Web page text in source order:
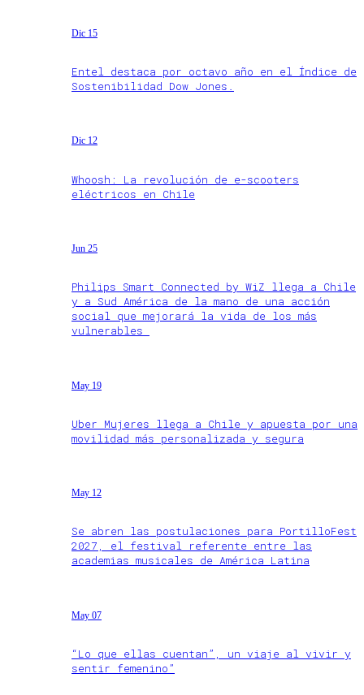
Dic 15
Entel destaca por octavo año en el Índice de
Sostenibilidad Dow Jones.
Dic 12
Whoosh: La revolución de e-scooters
eléctricos en Chile
Jun 25
Philips Smart Connected by WiZ llega a Chile
y a Sud América de la mano de una acción
social que mejorará la vida de los más
vulnerables
May 19
Uber Mujeres llega a Chile y apuesta por una
movilidad más personalizada y segura
May 12
Se abren las postulaciones para PortilloFest
2027, el festival referente entre las
academias musicales de América Latina
May 07
“Lo que ellas cuentan”, un viaje al vivir y
sentir femenino”